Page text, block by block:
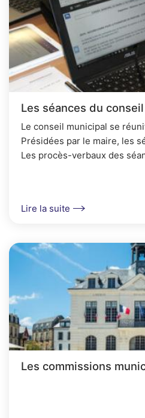
Les séances du
Le conseil municipal se
Présidées par le maire, les
Les procès-verbaux des
Lire la suite
Les commissions